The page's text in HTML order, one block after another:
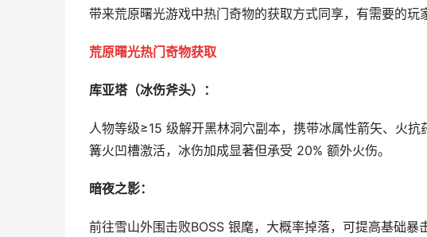
带来荒原曙光游戏中热门奇物的获取方式同享，有需要的玩
荒原曙光热门奇物获取
库亚塔（冰伤斧头）：
人物等级≥15 级解开黑林洞穴副本，携带冰属性箭矢、火
篝火凹槽激活，冰伤加成显著但承受 20% 额外火伤。
暗夜之影：
前往雪山外围击败BOSS 银麾，大概率掉落，可提高基础暴